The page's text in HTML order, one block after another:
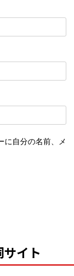
に自分の名前、メ
サイト